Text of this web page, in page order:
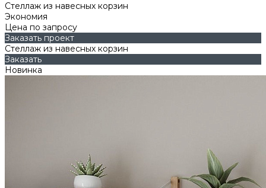
Стеллаж из навесных корзин
Экономия
Цена по запросу
Заказать проект
Стеллаж из навесных корзин
Заказать
Новинка